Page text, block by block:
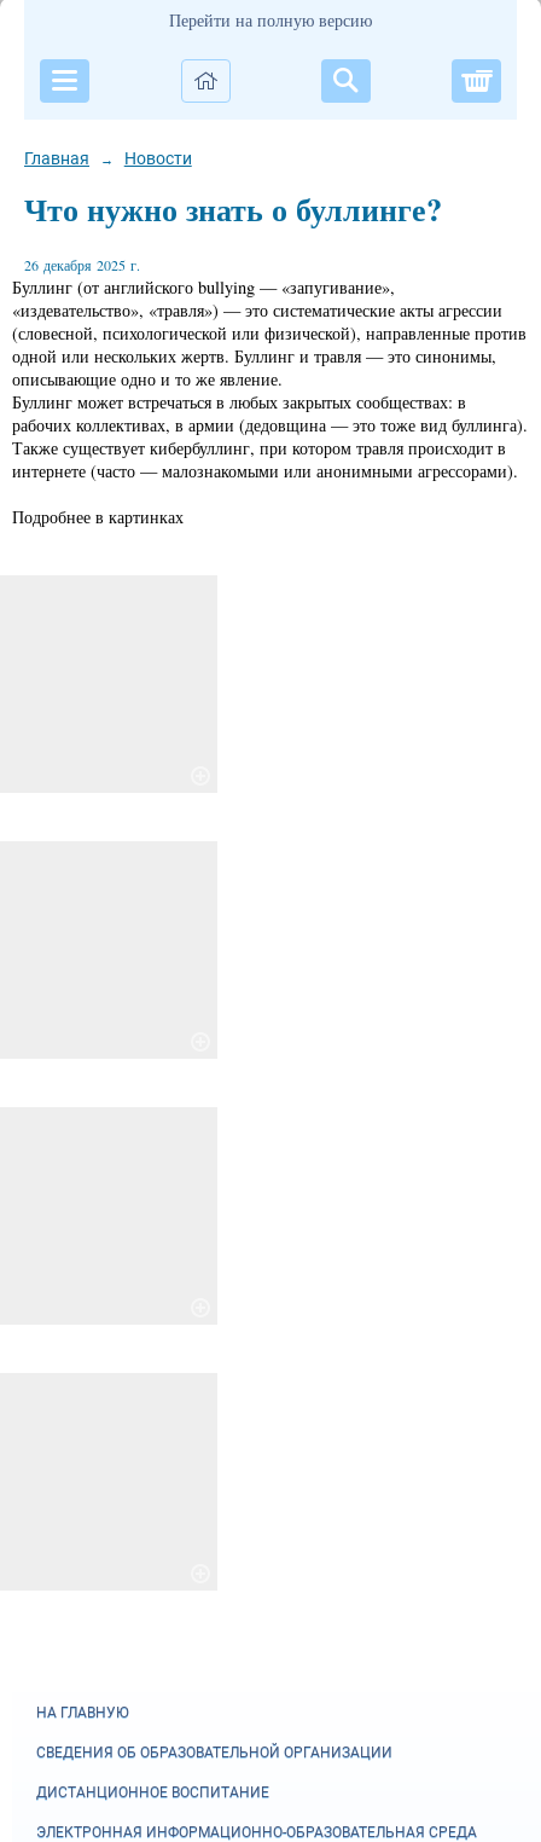
Перейти на полную версию
Главная → Новости
Что нужно знать о буллинге?
26 декабря 2025 г.
Буллинг (от английского bullying — «запугивание»,
«издевательство», «травля») — это систематические акты агрессии
(словесной, психологической или физической), направленные против
одной или нескольких жертв. Буллинг и травля — это синонимы,
описывающие одно и то же явление.
Буллинг может встречаться в любых закрытых сообществах: в
рабочих коллективах, в армии (дедовщина — это тоже вид буллинга).
Также существует кибербуллинг, при котором травля происходит в
интернете (часто — малознакомыми или анонимными агрессорами).
Подробнее в картинках
НА ГЛАВНУЮ
СВЕДЕНИЯ ОБ ОБРАЗОВАТЕЛЬНОЙ ОРГАНИЗАЦИИ
ДИСТАНЦИОННОЕ ВОСПИТАНИЕ
ЭЛЕКТРОННАЯ ИНФОРМАЦИОННО-ОБРАЗОВАТЕЛЬНАЯ СРЕДА